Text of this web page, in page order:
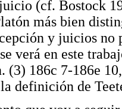
(cf. Bostock
más bien
y juicios no
verá en este
(3) 186c 7-186e
definición de